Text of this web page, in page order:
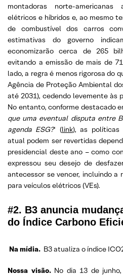
montadoras norte-
elétricos e híbridos e, ao mesmo
de combustível dos carros
estimativas do governo
economizarão cerca de 265
evitando a emissão de mais de
lado, a regra é menos rigorosa do
Agência de Proteção Ambiental
até 2031), cedendo levemente às
No entanto, conforme destacado
que uma eventual disputa entre
agenda ESG?‘ (link), as políticas
atual podem ser revertidas
presidencial deste ano – como
expressou seu desejo de
antecessor se vencer, incluindo a
para veículos elétricos (VEs).
#2. B3 anuncia
do Índice Carbono
Na mídia. B3 atualiza o índice
Nossa visão. No dia 13 de